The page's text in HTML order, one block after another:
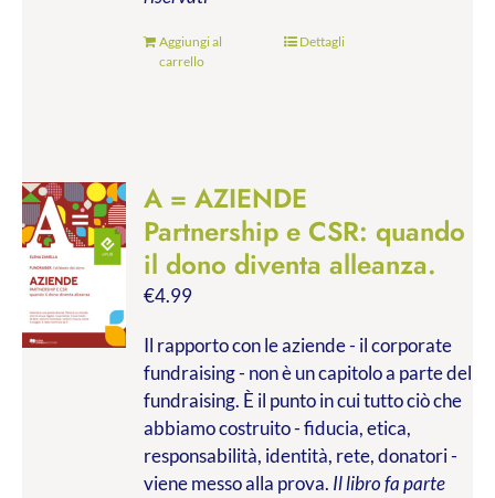
Aggiungi al
carrello
Dettagli
A = AZIENDE
Partnership e CSR: quando
il dono diventa alleanza.
€4.99
Il rapporto con le aziende - il corporate
fundraising - non è un capitolo a parte del
fundraising. È il punto in cui tutto ciò che
abbiamo costruito - fiducia, etica,
responsabilità, identità, rete, donatori -
viene messo alla prova. Il libro fa parte